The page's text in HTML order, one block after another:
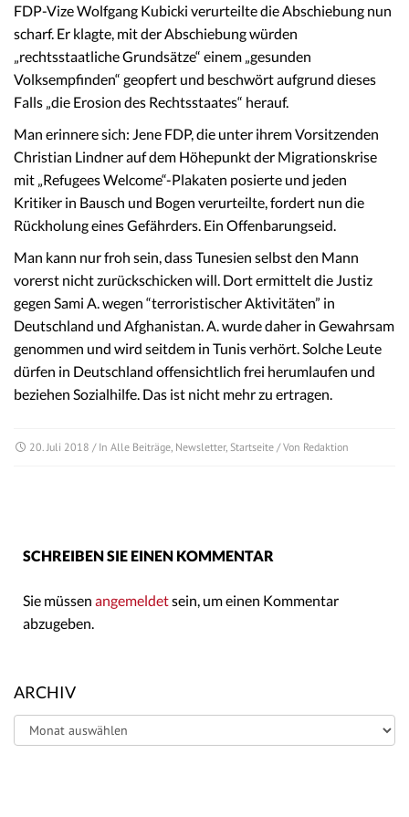
FDP-Vize Wolfgang Kubicki verurteilte die Abschiebung nun
scharf. Er klagte, mit der Abschiebung würden
„rechtsstaatliche Grundsätze“ einem „gesunden
Volksempfinden“ geopfert und beschwört aufgrund dieses
Falls „die Erosion des Rechtsstaates“ herauf.
Man erinnere sich: Jene FDP, die unter ihrem Vorsitzenden
Christian Lindner auf dem Höhepunkt der Migrationskrise
mit „Refugees Welcome“-Plakaten posierte und jeden
Kritiker in Bausch und Bogen verurteilte, fordert nun die
Rückholung eines Gefährders. Ein Offenbarungseid.
Man kann nur froh sein, dass Tunesien selbst den Mann
vorerst nicht zurückschicken will. Dort ermittelt die Justiz
gegen Sami A. wegen “terroristischer Aktivitäten” in
Deutschland und Afghanistan. A. wurde daher in Gewahrsam
genommen und wird seitdem in Tunis verhört. Solche Leute
dürfen in Deutschland offensichtlich frei herumlaufen und
beziehen Sozialhilfe. Das ist nicht mehr zu ertragen.
20. Juli 2018 / In Alle Beiträge Newsletter, Startseite / Von Redaktion
SCHREIBEN SIE EINEN KOMMENTAR
Sie müssen angemeldetsein, um einen Kommentar
abzugeben.
ARCHIV
Archiv